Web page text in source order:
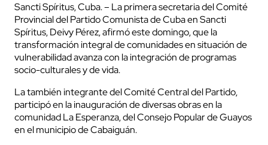
Sancti Spíritus, Cuba. – La primera secretaria del Comité
Provincial del Partido Comunista de Cuba en Sancti
Spíritus, Deivy Pérez, afirmó este domingo, que la
transformación integral de comunidades en situación de
vulnerabilidad avanza con la integración de programas
socio-culturales y de vida.
La también integrante del Comité Central del Partido,
participó en la inauguración de diversas obras en la
comunidad La Esperanza, del Consejo Popular de Guayos
en el municipio de Cabaiguán.